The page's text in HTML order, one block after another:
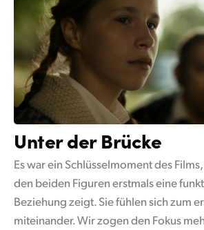
Unter der Brücke
Es war ein Schlüsselmoment des
den beiden Figuren erstmals eine
Beziehung zeigt. Sie fühlen sich zum
miteinander. Wir zogen den Fokus